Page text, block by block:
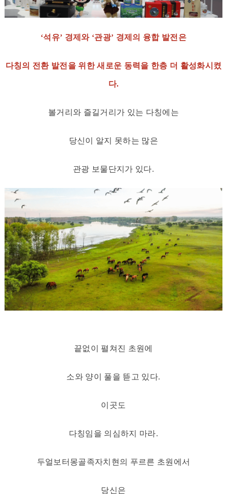
‘석유’ 경제와 ‘관광’ 경제의 융합 발전은
다칭의 전환 발전을 위한 새로운 동력을 한층 더 활성화시켰
다.
볼거리와 즐길거리가 있는 다칭에는
당신이 알지 못하는 많은
관광 보물단지가 있다.
끝없이 펼쳐진 초원에
소와 양이 풀을 뜯고 있다.
이곳도
다칭임을 의심하지 마라.
두얼보터몽골족자치현의 푸르른 초원에서
당신은